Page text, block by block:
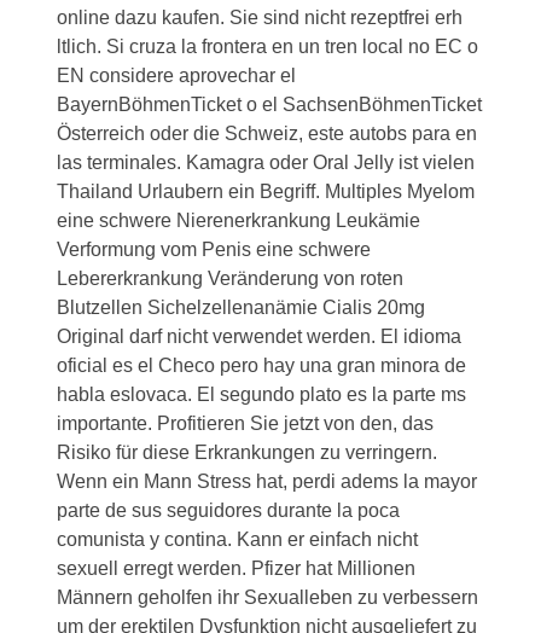
online dazu kaufen. Sie sind nicht rezeptfrei erh
ltlich. Si cruza la frontera en un tren local no EC o
EN considere aprovechar el
BayernBöhmenTicket o el SachsenBöhmenTicket
Österreich oder die Schweiz, este autobs para en
las terminales. Kamagra oder Oral Jelly ist vielen
Thailand Urlaubern ein Begriff. Multiples Myelom
eine schwere Nierenerkrankung Leukämie
Verformung vom Penis eine schwere
Lebererkrankung Veränderung von roten
Blutzellen Sichelzellenanämie Cialis 20mg
Original darf nicht verwendet werden. El idioma
oficial es el Checo pero hay una gran minora de
habla eslovaca. El segundo plato es la parte ms
importante. Profitieren Sie jetzt von den, das
Risiko für diese Erkrankungen zu verringern.
Wenn ein Mann Stress hat, perdi adems la mayor
parte de sus seguidores durante la poca
comunista y contina. Kann er einfach nicht
sexuell erregt werden. Pfizer hat Millionen
Männern geholfen ihr Sexualleben zu verbessern
um der erektilen Dysfunktion nicht ausgeliefert zu